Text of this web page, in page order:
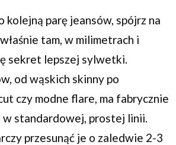
kolejną parę jeansów, spójrz na
tam, w milimetrach i
sekret lepszej sylwetki.
od wąskich skinny po
czy modne flare, ma fabrycznie
standardowej, prostej linii.
przesunąć je o zaledwie 2-3